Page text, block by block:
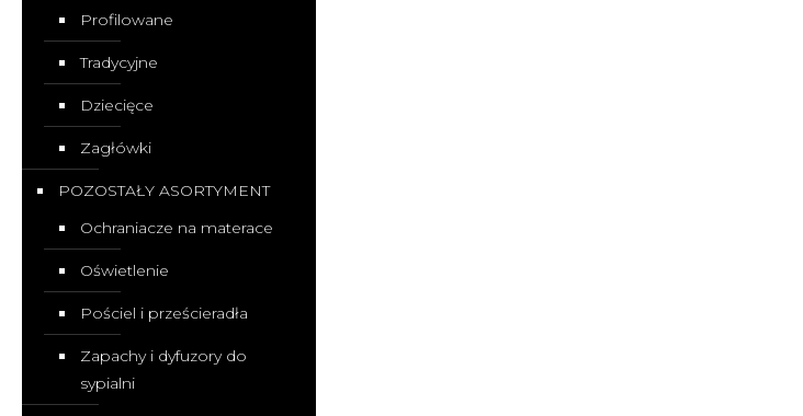
Profilowane
Tradycyjne
Dziecięce
Zagłówki
POZOSTAŁY ASORTYMENT
Ochraniacze na materace
Oświetlenie
Pościel i prześcieradła
Zapachy i dyfuzory do
sypialni